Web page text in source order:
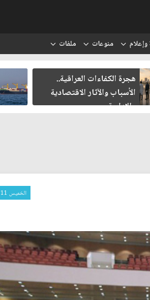
وإعلام منوعات ملفات
هجرة الكفاءات العراقية..
الأسباب والآثار الاقتصادية
والإدارية
الخميس 11 شباط 2016